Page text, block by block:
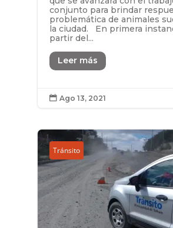
conjunto para brindar
problemática de animales
la ciudad. En primera
partir del...
Leer más
 Ago 13, 2021
Tránsito